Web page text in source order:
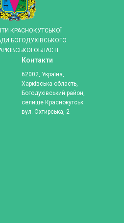
КРАСНОКУТСЬКОЇ
БОГОДУХІВСЬКОГО
ОБЛАСТІ
Контакти
62002, Україна,
Харківська область,
Богодухівський район,
селище Краснокутськ
вул. Охтирська, 2